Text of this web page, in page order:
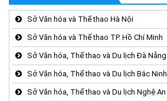
Sở Văn hóa và Thể thao Hà Nội
Sở Văn hóa và Thể thao TP. Hồ Chí Minh
Sở Văn hóa, Thể thao và Du lịch Đà Nẵng
Sở Văn hóa, Thể thao và Du lịch Bắc Ninh
Sở Văn hóa, Thể thao và Du lịch Nghệ An